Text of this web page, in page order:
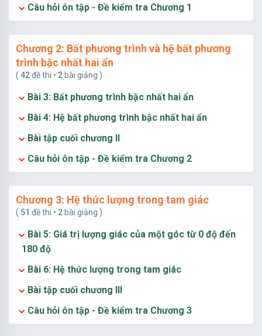
Câu hỏi ôn tập - Đề kiểm tra Chương 1
Chương 2: Bất phương trình và hệ bất phương
trình bậc nhất hai ẩn
( 42đề thi • 2 bài giảng )
Bài 3: Bất phương trình bậc nhất hai ẩn
Bài 4: Hệ bất phương trình bậc nhất hai ẩn
Bài tập cuối chương II
Câu hỏi ôn tập - Đề kiểm tra Chương 2
Chương 3: Hệ thức lượng trong tam giác
( 51 đề thi • 2 bài giảng )
Bài 5: Giá trị lượng giác của một góc từ 0 độ đến
180 độ
Bài 6: Hệ thức lượng trong tam giác
Bài tập cuối chương III
Câu hỏi ôn tập - Đề kiểm tra Chương 3